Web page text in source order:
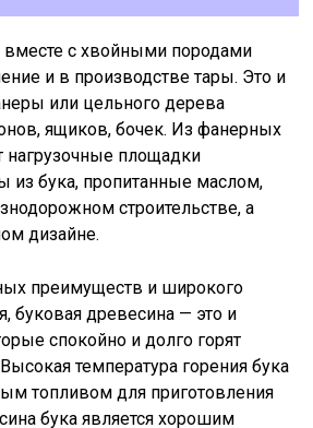
вместе с хвойными породами
и в производстве тары. Это и
или цельного дерева
ящиков, бочек. Из фанерных
нагрузочные площадки
из бука, пропитанные маслом,
строительстве, а
дизайне.
преимуществ и широкого
буковая древесина — это и
спокойно и долго горят
температура горения бука
топливом для приготовления
бука является хорошим